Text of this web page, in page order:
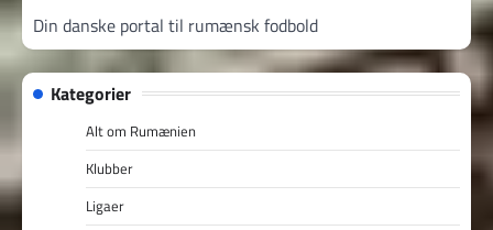
Din danske portal til rumænsk fodbold
Kategorier
Alt om Rumænien
Klubber
Ligaer